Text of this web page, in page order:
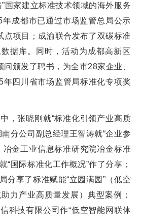
国家建立标准技术领域的海外服务
成都市已通过市场监管总局公示
点项目；成渝联合发布了双碳标准
据库。同时，活动为成都高新区
颁发了聘书，为全市28家企业、
四川省市场监管局标准化专项奖
张晓刚就“标准化引领产业高质
分公司副总经理王智涛就“企业参
冶金工业信息标准研究院冶金标准
“国际标准化工作概况”作了分享；
分享了标准赋能“立园满园”（低空
力产业高质量发展）典型案例；
科技有限公司作“低空智能网联体